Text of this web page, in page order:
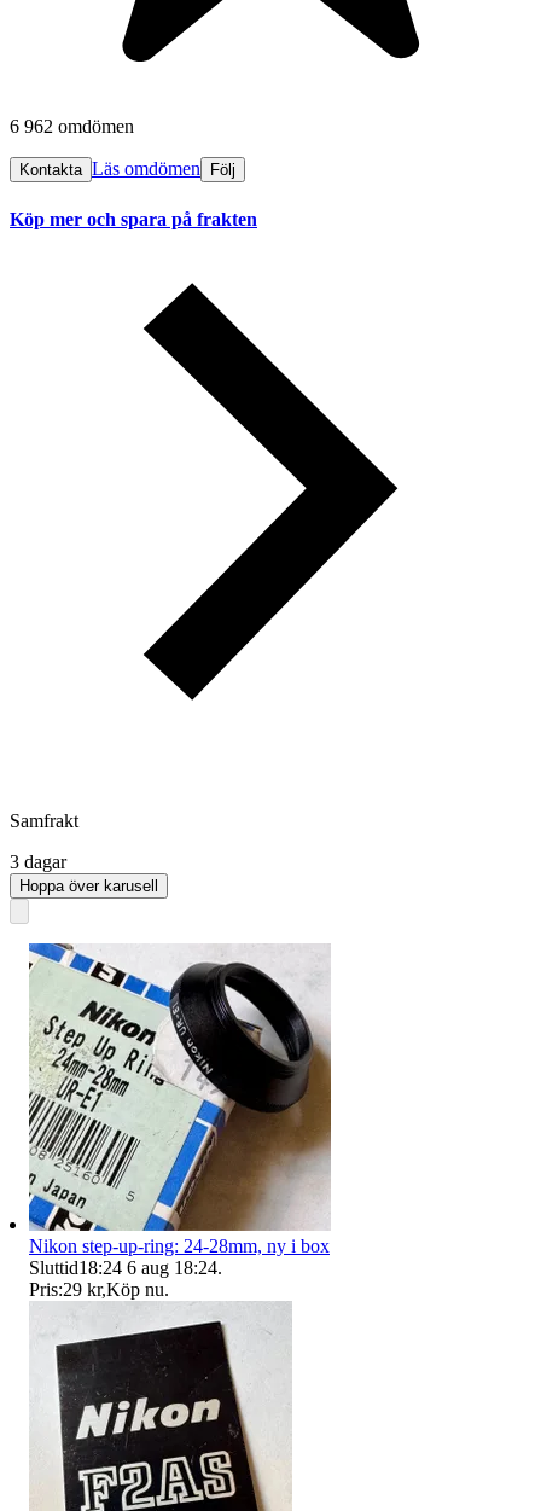
6 962 omdömen
Kontakta Läs omdömen Följ
Köp mer och spara på frakten
Samfrakt
3 dagar
Hoppa över karusell
Nikon step-up-ring: 24-28mm, ny i box
Sluttid18:24 6 aug 18:24.
Pris:29 kr,Köp nu.